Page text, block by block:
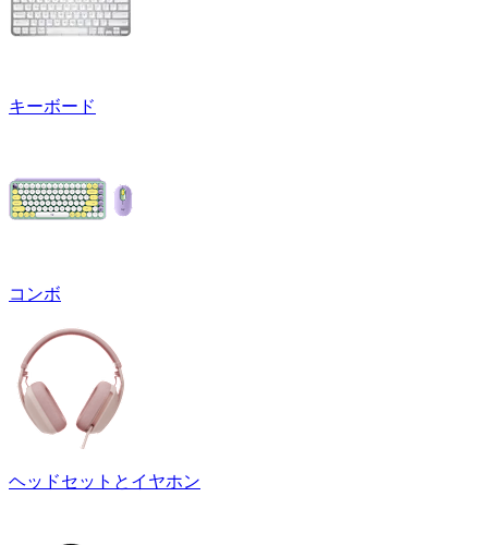
キーボード
コンボ
ヘッドセットとイヤホン